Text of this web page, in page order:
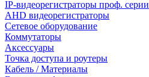
IP-видеорегистраторы проф. серии
AHD видеорегистраторы
Сетевое оборудование
Коммутаторы
Аксессуары
Точка доступа и роутеры
Кабель / Материалы